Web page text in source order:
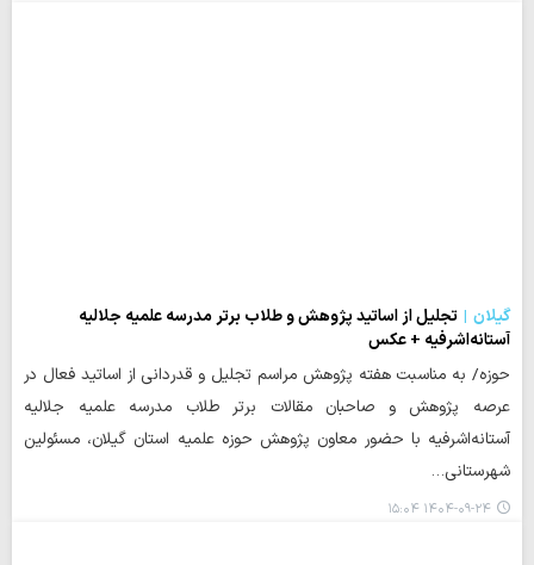
گیلان
تجلیل از اساتید پژوهش و طلاب برتر مدرسه علمیه جلالیه
آستانه‌اشرفیه + عکس
حوزه/ به مناسبت هفته پژوهش مراسم تجلیل و قدردانی از اساتید فعال در
عرصه پژوهش و صاحبان مقالات برتر طلاب مدرسه علمیه جلالیه
آستانه‌اشرفیه با حضور معاون پژوهش حوزه علمیه استان گیلان، مسئولین
شهرستانی…
۱۴۰۴-۰۹-۲۴ ۱۵:۰۴